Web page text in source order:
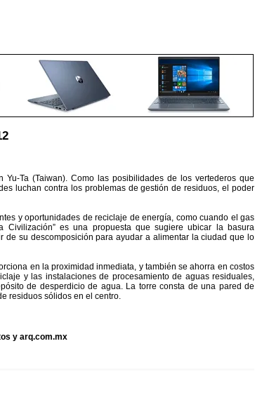
Ta (Taiwan). Como las posibilidades de los vertederos que
luchan contra los problemas de gestión de residuos, el poder
y oportunidades de reciclaje de energía, como cuando el gas
Civilización” es una propuesta que sugiere ubicar la basura
su descomposición para ayudar a alimentar la ciudad que lo
en la proximidad inmediata, y también se ahorra en costos
y las instalaciones de procesamiento de aguas residuales,
de desperdicio de agua. La torre consta de una pared de
residuos sólidos en el centro.
y arq.com.mx